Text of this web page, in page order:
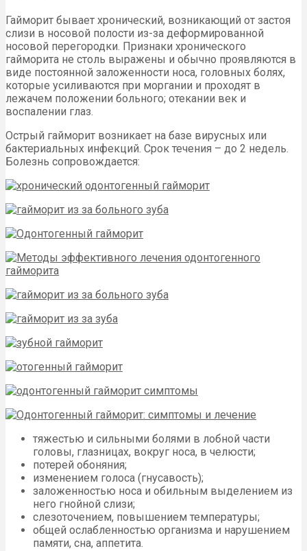
Гайморит бывает хронический, возникающий от застоя
слизи в носовой полости из-за деформированной
носовой перегородки. Признаки хронического
гайморита не столь выражены и обычно проявляются в
виде постоянной заложенности носа, головных болях,
которые усиливаются при моргании и проходят в
лежачем положении больного; отекании век и
воспалении глаз.
Острый гайморит возникает на базе вирусных или
бактериальных инфекций. Срок течения – до 2 недель.
Болезнь сопровождается:
тяжестью и сильными болями в лобной части
головы, глазницах, вокруг носа, в челюсти;
потерей обоняния;
изменением голоса (гнусавость);
заложенностью носа и обильным выделением из
него гнойной слизи;
слезоточением, повышением температуры;
общей ослабленностью организма и нарушением
памяти, сна, аппетита.